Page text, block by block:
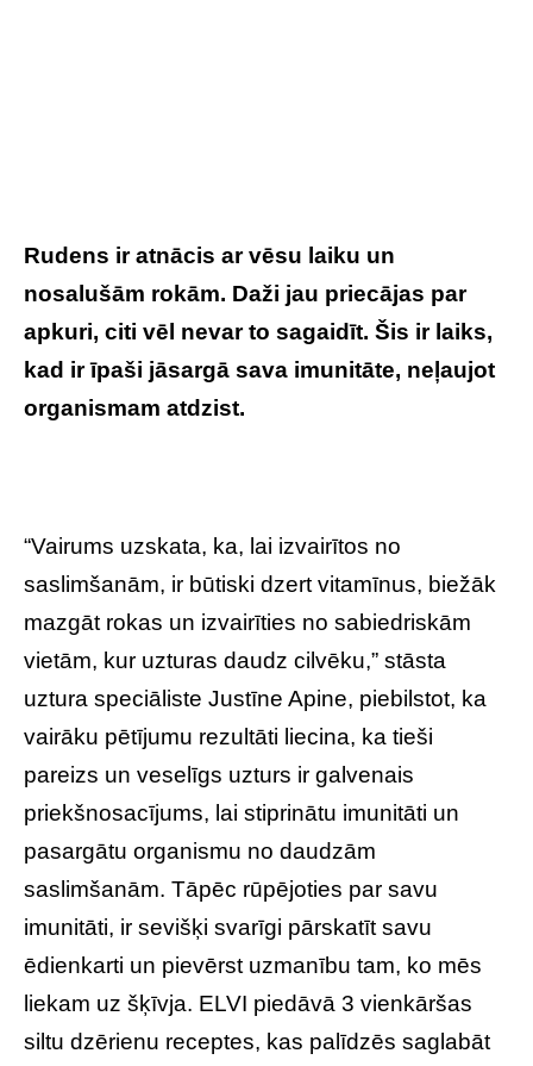
Rudens ir atnācis ar vēsu laiku un
nosalušām rokām. Daži jau priecājas par
apkuri, citi vēl nevar to sagaidīt. Šis ir laiks,
kad ir īpaši jāsargā sava imunitāte, neļaujot
organismam atdzist.
“Vairums uzskata, ka, lai izvairītos no
saslimšanām, ir būtiski dzert vitamīnus, biežāk
mazgāt rokas un izvairīties no sabiedriskām
vietām, kur uzturas daudz cilvēku,” stāsta
uztura speciāliste Justīne Apine, piebilstot, ka
vairāku pētījumu rezultāti liecina, ka tieši
pareizs un veselīgs uzturs ir galvenais
priekšnosacījums, lai stiprinātu imunitāti un
pasargātu organismu no daudzām
saslimšanām. Tāpēc rūpējoties par savu
imunitāti, ir sevišķi svarīgi pārskatīt savu
ēdienkarti un pievērst uzmanību tam, ko mēs
liekam uz šķīvja. ELVI piedāvā 3 vienkāršas
siltu dzērienu receptes, kas palīdzēs saglabāt